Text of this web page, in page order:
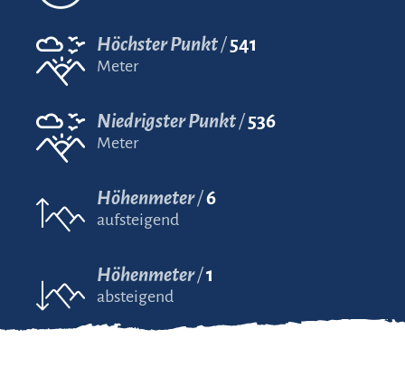
Höchster Punkt 541
Meter
Niedrigster Punkt 536
Meter
Höhenmeter 6
aufsteigend
Höhenmeter 1
absteigend